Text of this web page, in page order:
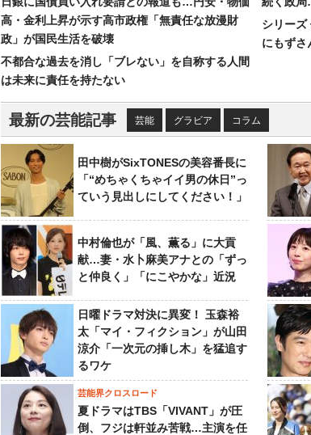
高・金利上昇が示す高市政権「無責任な放漫財
政」が国民生活を破壊
不都合な過去を消し「ブレない」を自称する人間
は未来に責任を持たない
シリーズ
にもずさ
最新の芸能記事 芸能 グラビア コラム
田中樹がSixTONESの美容番長に
「“めちゃくちゃイイ男の休日”っ
ていう見出しにしてください！」
中村倫也が「風、薫る」に大貢
献…妻・水卜麻美アナとの「ずっ
と仲良く」「にこやかな」近況
日曜ドラマ対決に異変！ 玉森裕
太「マイ・フィクション」が山田
涼介「一次元の挿し木」を猛追す
るワケ
芸能界クロスロード
夏ドラマはTBS「VIVANT」が圧
倒、フジは軒並み苦戦…主演を任